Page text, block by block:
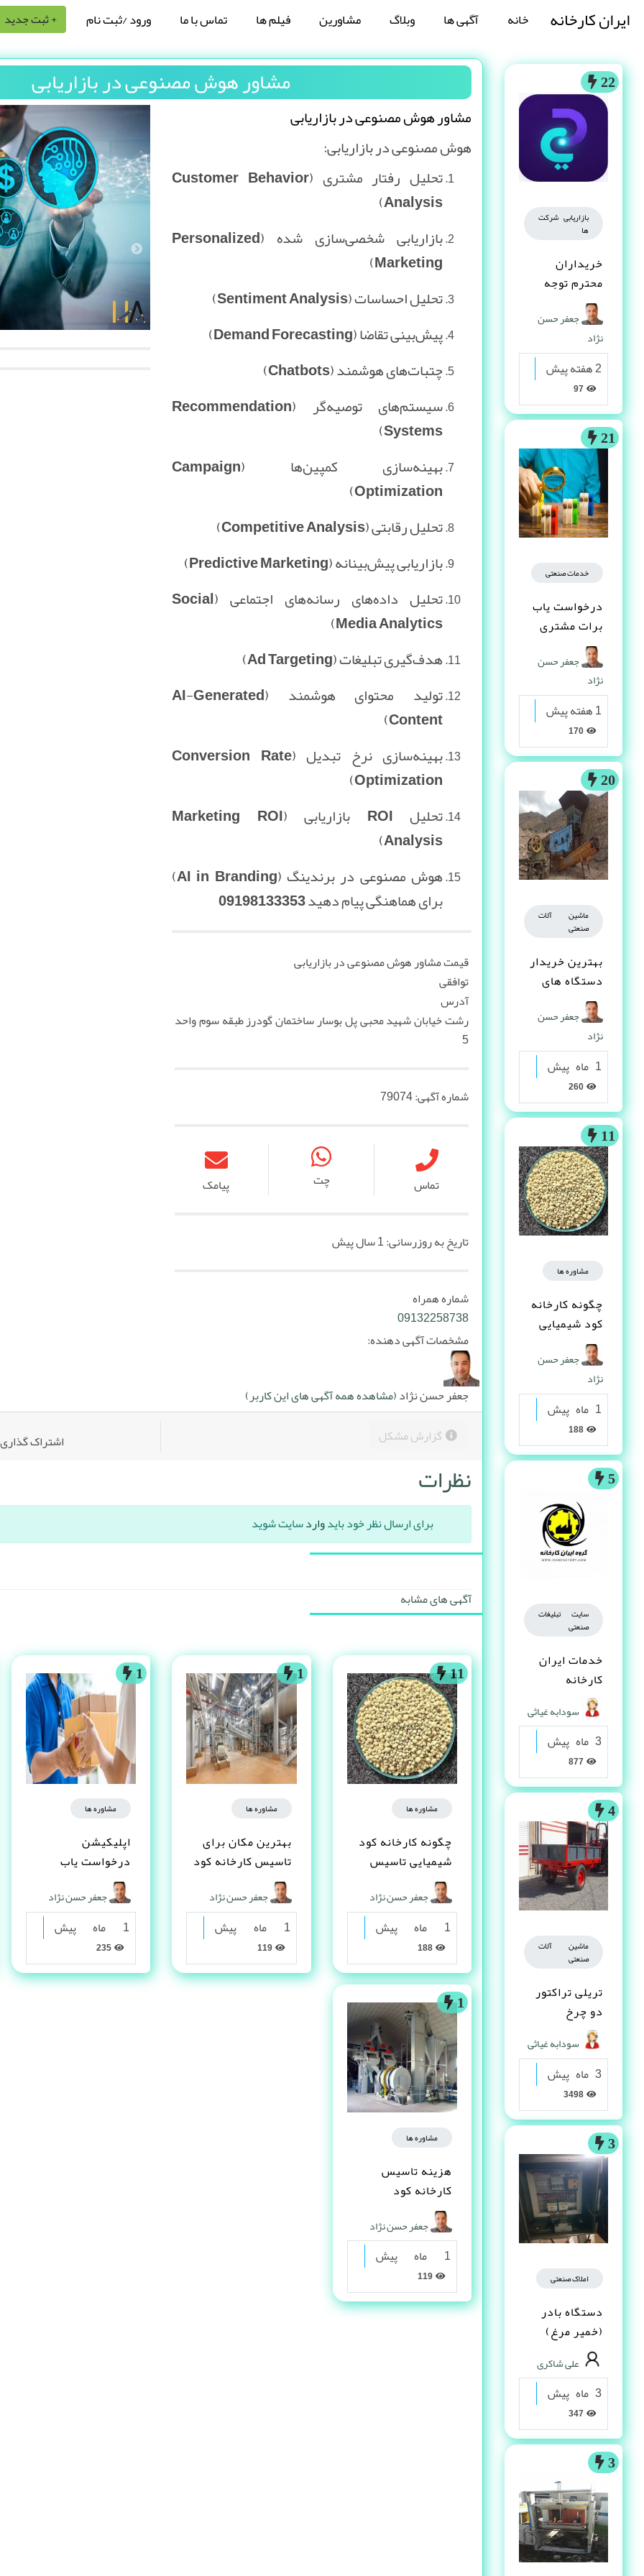
ایران کارخانه خانه آگهی ها وبلاگ مشاورین فیلم ها تماس با ما ورود /ثبت نام + ثبت جدید
22
بازاریابی شرکت
ها
خریداران
محترم توجه
کنند
جعفر حسن
نژاد
2 هفته پیش
21
خدمات صنعتی
درخواست یاب
برات مشتری
پیدا می کنه
جعفر حسن
نژاد
1 هفته پیش
20
ماشین آلات
صنعتی
بهترین خریدار
دستگاه های
دست دوم
صنعتی کیست ؟
جعفر حسن
نژاد
1 ماه پیش
11
مشاوره ها
چگونه کارخانه
کود شیمیایی
تاسیس کنم ؟
جعفر حسن
نژاد
1 ماه پیش
5
سایت تبلیغات
صنعتی
خدمات ایران
کارخانه
سودابه غیاثی
3 ماه پیش
4
ماشین آلات
صنعتی
تریلی تراکتور
دو چرخ
سودابه غیاثی
3 ماه پیش
3
املاک صنعتی
دستگاه بادر
(خمیر مرغ)
علی شاکری
3 ماه پیش
3
مشاور هوش مصنوعی در بازاریابی
مشاور هوش مصنوعی در بازاریابی
هوش مصنوعی در بازاریابی:
تحلیل رفتار مشتری (Customer Behavior
Analysis)
بازاریابی شخصی‌سازی شده (Personalized
Marketing)
تحلیل احساسات (Sentiment Analysis)
پیش‌بینی تقاضا (Demand Forecasting)
چتبات‌های هوشمند (Chatbots)
سیستم‌های توصیه‌گر (Recommendation
Systems)
بهینه‌سازی کمپین‌ها (Campaign
Optimization)
تحلیل رقابتی (Competitive Analysis)
بازاریابی پیش‌بینانه (Predictive Marketing)
تحلیل داده‌های رسانه‌های اجتماعی (Social
Media Analytics)
هدف‌گیری تبلیغات (Ad Targeting)
تولید محتوای هوشمند (AI-Generated
Content)
بهینه‌سازی نرخ تبدیل (Conversion Rate
Optimization)
تحلیل ROI بازاریابی (Marketing ROI
Analysis)
هوش مصنوعی در برندینگ (AI in Branding)
برای هماهنگی پیام دهید 09198133353
قیمت مشاور هوش مصنوعی در بازاریابی
توافقی
آدرس
رشت خیابان شهید محبی پل بوسار ساختمان گودرز طبقه سوم واحد
5
شماره آگهی:79074
تماس چت پیامک
تاریخ به روزرسانی:1 سال پیش
شماره همراه
09132258738
مشخصات آگهی دهنده:
جعفر حسن نژاد(مشاهده همه آگهی های این کاربر)
گزارش مشکل
اشتراک
نظرات
برای ارسال نظر خود بایدواردسایت شوید
آگهی های مشابه
11
مشاوره ها
چگونه کارخانه کود
شیمیایی تاسیس
کنم ؟
جعفر حسن نژاد
1 ماه پیش
1
مشاوره ها
بهترین مکان برای
تاسیس کارخانه کود
شیمیایی کجاست؟
جعفر حسن نژاد
1 ماه پیش
119
1
مشاوره ها
اپلیکیشن
درخواست یاب
چگونه کار می کند
جعفر حسن نژاد
1 ماه پیش
1
مشاوره ها
هزینه تاسیس
کارخانه کود
شیمیایی چقدر
است؟جعفر حسن نژاد
1 ماه پیش